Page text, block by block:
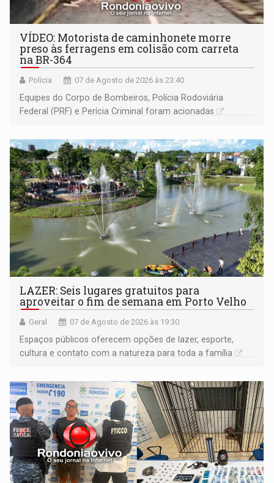
VÍDEO: Motorista de caminhonete morre
preso às ferragens em colisão com carreta
na BR-364
Polícia 07 de Agosto de 2026 às 23:40
Equipes do Corpo de Bombeiros, Polícia Rodoviária
Federal (PRF) e Perícia Criminal foram acionadas
LAZER: Seis lugares gratuitos para
aproveitar o fim de semana em Porto Velho
Geral 07 de Agosto de 2026 às 19:30
Espaços públicos oferecem opções de lazer, esporte,
cultura e contato com a natureza para toda a família